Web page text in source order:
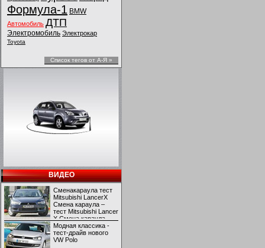
Формула-1 BMW
Автомобиль ДТП
Электромобиль Электрокар
Toyota
Список тегов от А-Я »
ВИДЕО
Сменакараула тест
Mitsubishi LancerX
Смена караула –
тест Mitsubishi Lancer
X Смена караула –
тест Mitsubishi Lancer
X
Модная классика -
тест-драйв нового
VW Polo